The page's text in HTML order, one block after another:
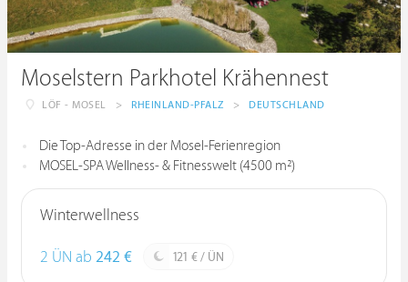
Moselstern Parkhotel Krähennest
LÖF - MOSEL > RHEINLAND-PFALZ > DEUTSCHLAND
Die Top-Adresse in der Mosel-Ferienregion
MOSEL-SPA Wellness- & Fitnesswelt (4500 m²)
Winterwellness
2 ÜN ab 242 € 121 € / ÜN